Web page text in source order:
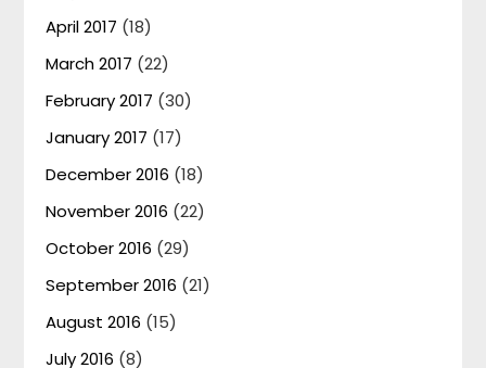
April 2017 (18)
March 2017 (22)
February 2017 (30)
January 2017 (17)
December 2016 (18)
November 2016 (22)
October 2016 (29)
September 2016 (21)
August 2016 (15)
July 2016 (8)